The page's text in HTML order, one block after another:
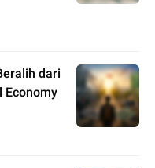
dari
Economy